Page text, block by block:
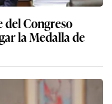
del Congreso
la Medalla de